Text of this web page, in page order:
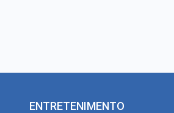
ENTRETENIMENTO